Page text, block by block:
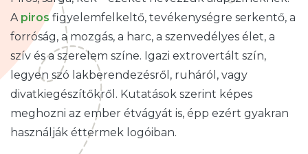
A piros figyelemfelkeltő, tevékenységre serkentő, a
forróság, a mozgás, a harc, a szenvedélyes élet, a
szív és a szerelem színe. Igazi extrovertált szín,
legyen szó lakberendezésről, ruháról, vagy
divatkiegészítőkről. Kutatások szerint képes
meghozni az ember étvágyát is, épp ezért gyakran
használják éttermek logóiban.